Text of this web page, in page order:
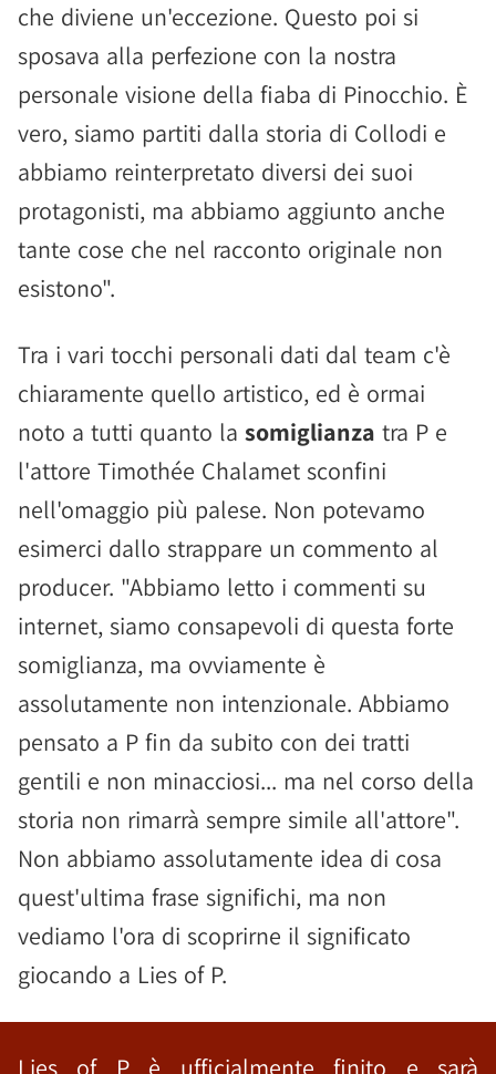
che diviene un'eccezione. Questo poi si
sposava alla perfezione con la nostra
personale visione della fiaba di Pinocchio. È
vero, siamo partiti dalla storia di Collodi e
abbiamo reinterpretato diversi dei suoi
protagonisti, ma abbiamo aggiunto anche
tante cose che nel racconto originale non
esistono".
Tra i vari tocchi personali dati dal team c'è
chiaramente quello artistico, ed è ormai
noto a tutti quanto la somiglianza tra P e
l'attore Timothée Chalamet sconfini
nell'omaggio più palese. Non potevamo
esimerci dallo strappare un commento al
producer. "Abbiamo letto i commenti su
internet, siamo consapevoli di questa forte
somiglianza, ma ovviamente è
assolutamente non intenzionale. Abbiamo
pensato a P fin da subito con dei tratti
gentili e non minacciosi... ma nel corso della
storia non rimarrà sempre simile all'attore".
Non abbiamo assolutamente idea di cosa
quest'ultima frase significhi, ma non
vediamo l'ora di scoprirne il significato
giocando a Lies of P.
Lies of P è ufficialmente finito e sarà